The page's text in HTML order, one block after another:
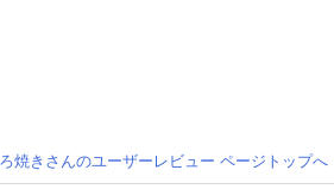
焼きさんのユーザーレビュー ページトップへ